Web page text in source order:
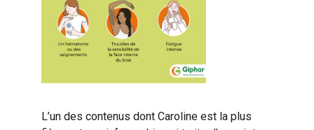
L’un des contenus dont Caroline est la plus